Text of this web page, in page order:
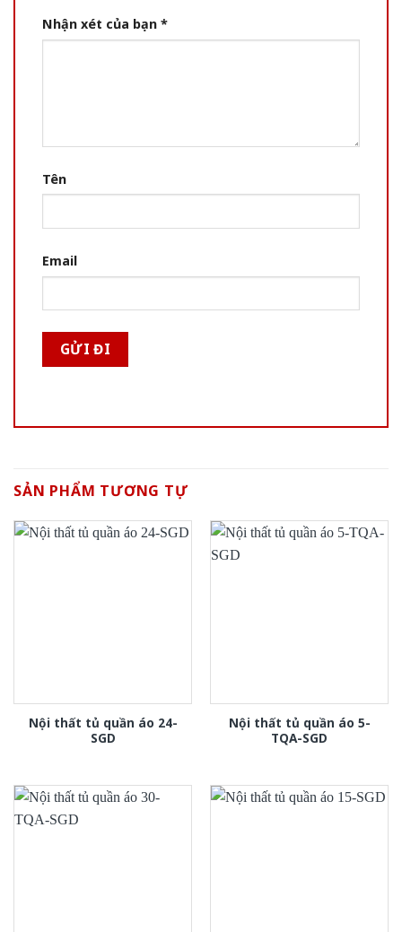
Nhận xét của bạn *
Tên
Email
SẢN PHẨM TƯƠNG TỰ
Nội thất tủ quần áo 24-
SGD
Nội thất tủ quần áo 5-
TQA-SGD